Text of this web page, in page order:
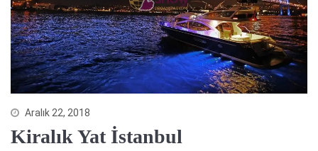
Aralık 22, 2018
Kiralık Yat İstanbul